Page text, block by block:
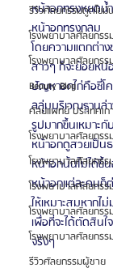
รีวิวศัลยกรรมดูดไขมั
โรงพยาบาลศัลยกรร
โรงพยาบาลศัลยกรร
Beauty Blog
ศัลยแพทย์ ประเทศเ
โรงพยาบาลศัลยกรร
โรงพยาบาลศัลยกรร
โรงพยาบาลศัลยกรร
โรงพยาบาลศัลยกรร
โรงพยาบาลศัลยกรร
รีวิวศัลยกรรมผู้ชาย
หน้าอกทรงหยดน้
หน้าอกทรงกลม
โดยความแตกต่าง
สาวๆ ก็จะย้อยห
ปัญหาอกไก่คือซี่โ
ลลุ่มบริเวณฐานล่
รูปมากขึ้นเหมาะ
หน้าอกดูสวยเป็น
หน้าอกนั้นไม่ได้ขึ้
หน้าอกแต่ละคนก็
ให้เหมาะสมหาก
เพื่อที่จะได้ตัดสินใ
จริงๆ